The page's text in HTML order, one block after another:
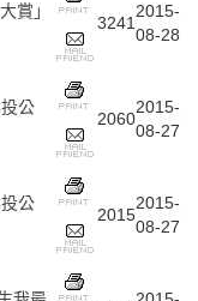
賞」
3241
2015-
08-28
公
2060
2015-
08-27
公
2015
2015-
08-27